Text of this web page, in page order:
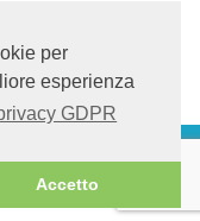
per
esperienza
GDPR
Accetto
47 - 47853
P. IVA